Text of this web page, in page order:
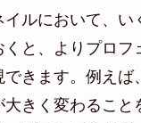
イルにおいて、い
くと、よりプロフ
きます。例えば
きく変わること